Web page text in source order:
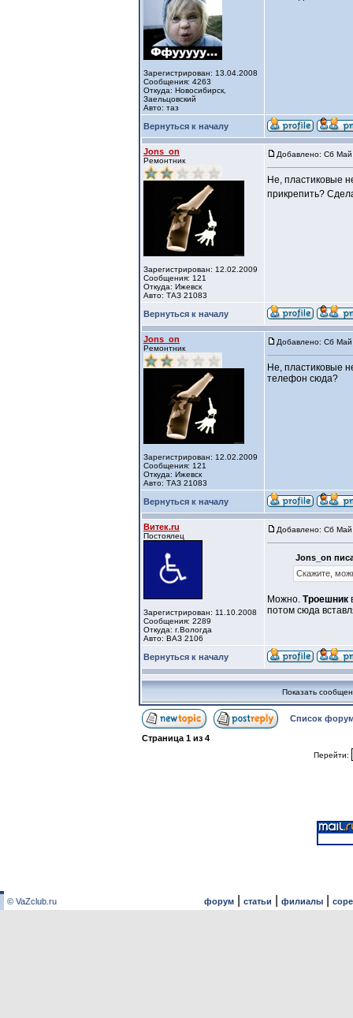
Зарегистрирован: 13.04.2008
Сообщения: 4263
Откуда: Новосибирск,
Заельцовский
Авто: таз
Вернуться к началу
Jons_on
Ремонтник
Зарегистрирован: 12.02.2009
Сообщения: 121
Откуда: Ижевск
Авто: ТАЗ 21083
Добавлено: Сб
Не, пластиковые
прикрепить?
Вернуться к началу
Jons_on
Ремонтник
Зарегистрирован: 12.02.2009
Сообщения: 121
Откуда: Ижевск
Авто: ТАЗ 21083
Добавлено: Сб
Не, пластиковые
телефон сюда?
Вернуться к началу
Витек.ru
Постоялец
Зарегистрирован: 11.10.2008
Сообщения: 2289
Откуда: г.Вологда
Авто: ВАЗ 2106
Добавлено: Сб
Jons_on
Скажите,
Можно. Троешник
потом сюда
Вернуться к началу
Показать
Список
Страница 1 из 4
Перейти:
© VaZclub.ru форум| статьи филиалы|